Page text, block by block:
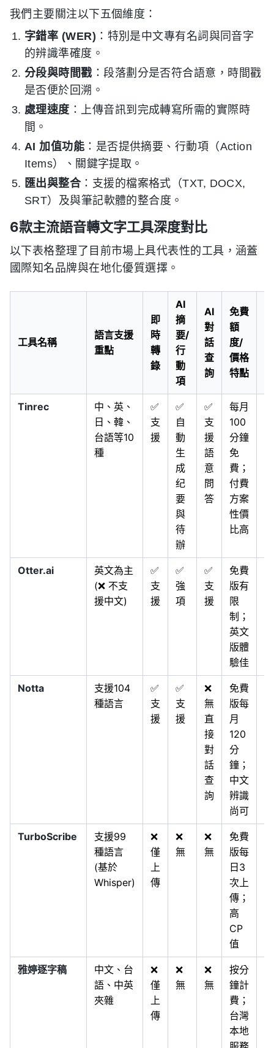
我們主要關注以下五個維度：
字錯率 (WER) ：特別是中文專有名詞與同音字
的辨識準確度。
分段與時間戳：段落劃分是否符合語意，時間戳
是否便於回溯。
處理速度 ：上傳音訊到完成轉寫所需的實際時
間。
AI 加值功能 ：是否提供摘要、行動項（Action
Items）、關鍵字提取。
匯出與整合：支援的檔案格式（TXT, DOCX,
SRT）及與筆記軟體的整合度。
6款主流語音轉文字工具深度對比
以下表格整理了目前市場上具代表性的工具，涵蓋
國際知名品牌與在地化優質選擇。
工具名稱
語言支援
重點
即
時
轉
錄
AI
摘
要/
行
動
項
AI
對
話
查
詢
免費
額
度/
價格
特點
Tinrec
中、英、
日、韓、
台語等10
種
✅
支
援
✅
自
動
生
成
纪
要
與
待
辦
✅
支
援
語
意
問
答
每月
100
分鐘
免
費；
付費
方案
性價
比高
Otter.ai
英文為主
(❌ 不支
援中文)
✅
支
援
✅
強
項
✅
支
援
免費
版有
限
制；
英文
版體
驗佳
Notta
支援104
種語言
✅
支
援
✅
支
援
❌
無
直
接
對
話
查
詢
免費
版每
月
120
分
鐘；
中文
辨識
尚可
TurboScribe
支援99
種語言
(基於
Whisper)
❌
僅
上
傳
❌
無
❌
無
免費
版每
日3
次上
傳；
高
CP
值
雅婷逐字稿
中文、台
語、中英
夾雜
❌
僅
上
傳
❌
無
❌
無
按分
鐘計
費；
台灣
本地